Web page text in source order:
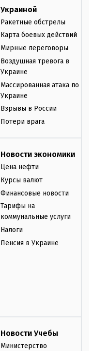
Украиной
Ракетные обстрелы
Карта боевых действий
Мирные переговоры
Воздушная тревога в
Украине
Массированная атака по
Украине
Взрывы в России
Потери врага
Новости экономики
Цена нефти
Курсы валют
Финансовые новости
Тарифы на
коммунальные услуги
Налоги
Пенсия в Украине
Новости Учебы
Министерство